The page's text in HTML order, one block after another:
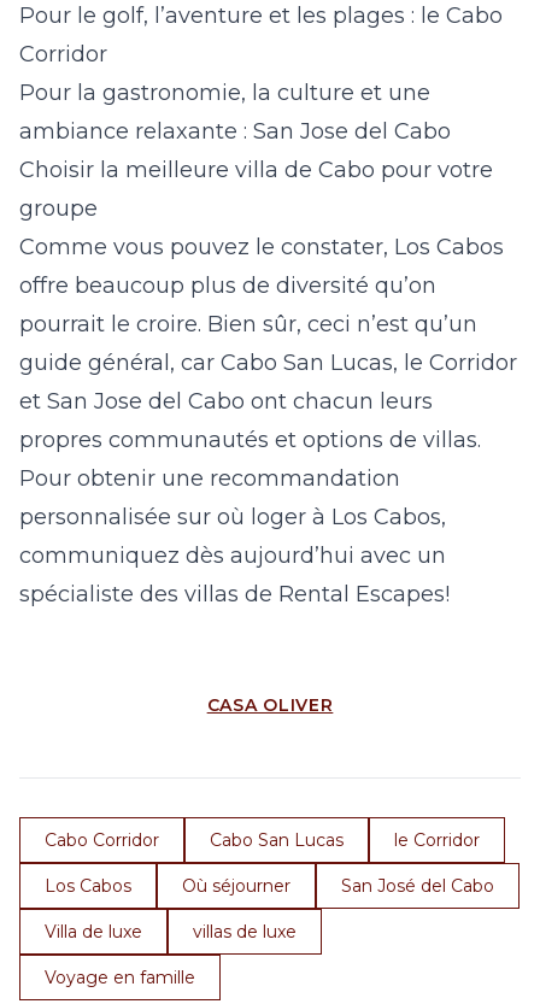
Pour le golf, l’aventure et les plages : le Cabo
Corridor
Pour la gastronomie, la culture et une
ambiance relaxante : San Jose del Cabo
Choisir la meilleure villa de Cabo pour votre
groupe
Comme vous pouvez le constater, Los Cabos
offre beaucoup plus de diversité qu’on
pourrait le croire. Bien sûr, ceci n’est qu’un
guide général, car Cabo San Lucas, le Corridor
et San Jose del Cabo ont chacun leurs
propres communautés et options de villas.
Pour obtenir une recommandation
personnalisée sur où loger à Los Cabos,
communiquez dès aujourd’hui avec un
spécialiste des villas de Rental Escapes!
CASA OLIVER
Cabo Corridor Cabo San Lucas le Corridor
Los Cabos Où séjourner San José del Cabo
Villa de luxe villas de luxe
Voyage en famille